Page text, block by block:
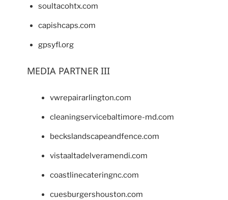
soultacohtx.com
capishcaps.com
gpsyfl.org
MEDIA PARTNER III
vwrepairarlington.com
cleaningservicebaltimore-md.com
beckslandscapeandfence.com
vistaaltadelveramendi.com
coastlinecateringnc.com
cuesburgershouston.com